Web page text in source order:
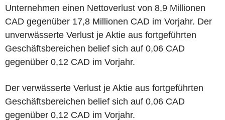
Unternehmen einen Nettoverlust von 8,9 Millionen
CAD gegenüber 17,8 Millionen CAD im Vorjahr. Der
unverwässerte Verlust je Aktie aus fortgeführten
Geschäftsbereichen belief sich auf 0,06 CAD
gegenüber 0,12 CAD im Vorjahr.
Der verwässerte Verlust je Aktie aus fortgeführten
Geschäftsbereichen belief sich auf 0,06 CAD
gegenüber 0,12 CAD im Vorjahr.